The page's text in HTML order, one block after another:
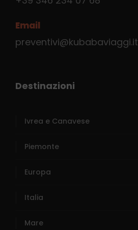
Email
preventivi@kubabaviaggi.it
Destinazioni
Ivrea e Canavese
Piemonte
Europa
Italia
Mare